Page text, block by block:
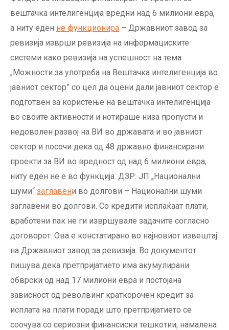
вештачка интелигенција вредни над 6 милиони евра,
а ниту еден не функционира – Државниот завод за
ревизија изврши ревизија на информациските
системи како ревизија на успешност на тема
„Можности за употреба на Вештачка интелигенција во
јавниот сектор” со цел да оцени дали јавниот сектор е
подготвен за користење на вештачка интелигенција
во своите активности и нотираше низа пропусти и
недоволен развој на ВИ во државата и во јавниот
сектор и посочи дека од 48 државно финансирани
проекти за ВИ во вредност од над 6 милиони евра,
ниту еден не е во функција. ДЗР: ЈП „Национални
шуми“ заглавени во долгови – Национални шуми
заглавени во долгови. Со кредити исплаќаат плати,
вработени пак не ги извршувале задачите согласно
договорот. Ова е констатирано во најновиот извештај
на Државниот завод за ревизија. Во документот
пишува дека претпријатието има акумулирани
обврски од над 17 милиони евра и постојана
зависност од револвинг краткорочен кредит за
исплата на плати поради што претпријатието се
соочува со сериозни финансиски тешкотии, намалена